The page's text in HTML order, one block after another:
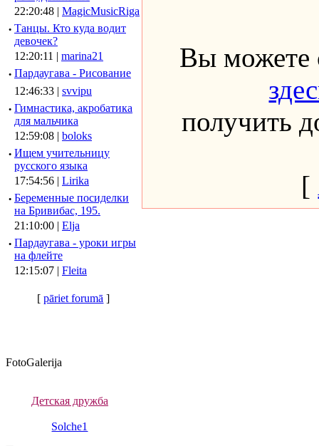
22:20:48 | MagicMusicRiga
· Танцы. Кто куда водит
девочек?
12:20:11 | marina21
· Пардаугава - Рисование
12:46:33 | svvipu
· Гимнастика, акробатика
для мальчика
12:59:08 | boloks
· Ищем учительницу
русского языка
17:54:56 | Lirika
· Беременные посиделки
на Бривибас, 195.
21:10:00 | Elja
· Пардаугава - уроки игры
на флейте
12:15:07 | Fleita
[pāriet forumā ]
FotoGalerija
Детская дружба
Solche1
Вы можете
получить
[